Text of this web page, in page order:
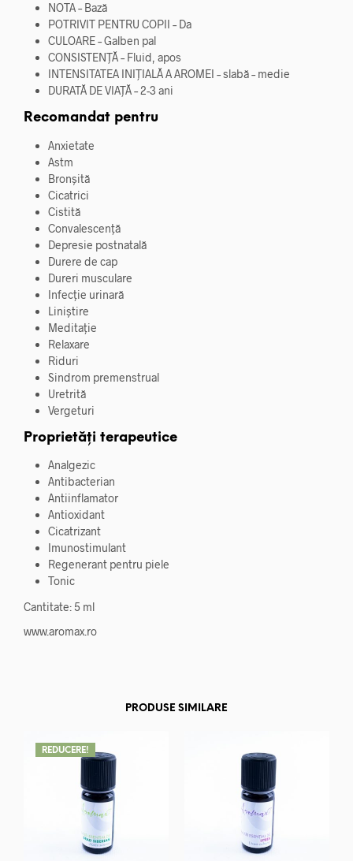
NOTA – Bază
POTRIVIT PENTRU COPII – Da
CULOARE –Galben pal
CONSISTENȚĂ – Fluid, apos
INTENSITATEA INIȚIALĂ A AROMEI –slabă – medie
DURATĂ DE VIAȚĂ –2-3 ani
Recomandat pentru
Anxietate
Astm
Bronșită
Cicatrici
Cistită
Convalescență
Depresie postnatală
Durere de cap
Dureri musculare
Infecție urinară
Liniștire
Meditație
Relaxare
Riduri
Sindrom premenstrual
Uretrită
Vergeturi
Proprietăți terapeutice
Analgezic
Antibacterian
Antiinflamator
Antioxidant
Cicatrizant
Imunostimulant
Regenerant pentru piele
Tonic
Cantitate: 5 ml
www.aromax.ro
PRODUSE SIMILARE
REDUCERE!